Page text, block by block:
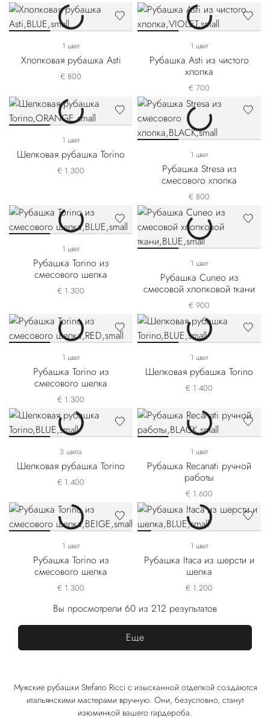
1 цвет
Хлопковая рубашка Asti
€ 800
1 цвет
Рубашка Asti из чистого
хлопка
€ 700
1 цвет
Шелковая рубашка Torino
€ 1.300
1 цвет
Рубашка Stresa из
смесового хлопка
€ 800
1 цвет
Рубашка Torino из
смесового шелка
€ 1.300
1 цвет
Рубашка Cuneo из
смесовой хлопковой ткани
€ 900
1 цвет
Рубашка Torino из
смесового шелка
€ 1.300
1 цвет
Шелковая рубашка Torino
€ 1.400
3 цвета
Шелковая рубашка Torino
€ 1.400
1 цвет
Рубашка Recanati ручной
работы
€ 1.600
1 цвет
Рубашка Torino из
смесового шелка
€ 1.300
1 цвет
Рубашка Itaca из шерсти и
шелка
€ 1.200
Вы просмотрели 60 из 212 результатов
Еще
Мужские рубашки Stefano Ricci с изысканной отделкой создаются
итальянскими мастерами вручную. Они, безусловно, станут
изюминкой вашего гардероба.